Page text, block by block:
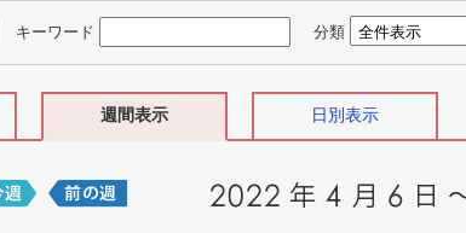
キーワード 分類
週間表示 日別表示